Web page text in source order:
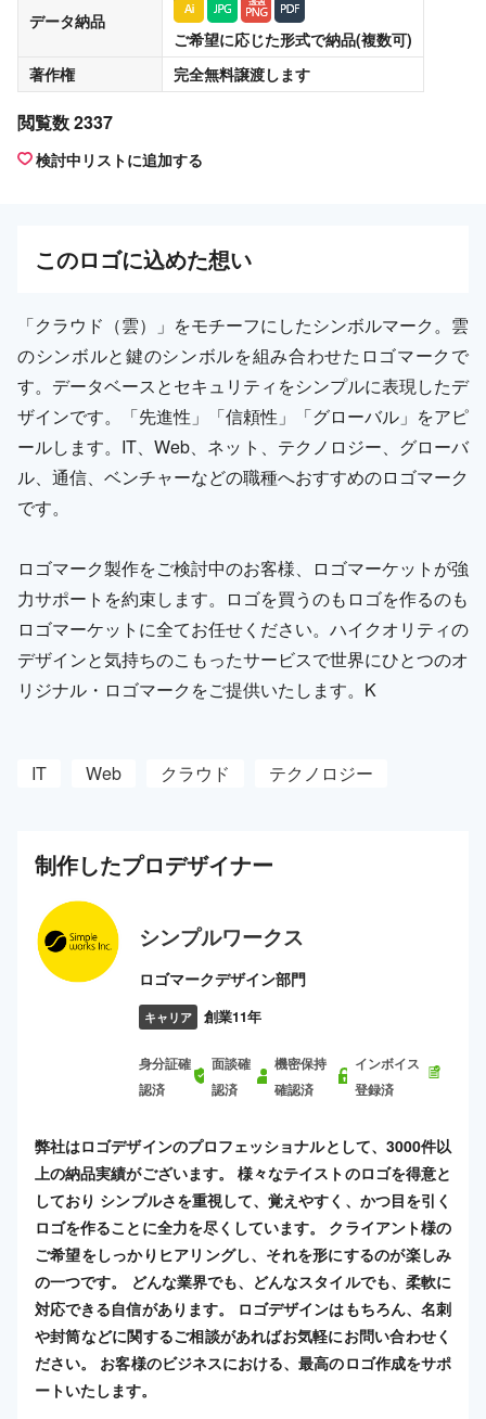
データ納品
ご希望に応じた形式で納品(複数可)
著作権
完全無料譲渡します
閲覧数 2337
検討中リストに追加する
このロゴに込めた想い
「クラウド（雲）」をモチーフにしたシンボルマーク。雲
のシンボルと鍵のシンボルを組み合わせたロゴマークで
す。データベースとセキュリティをシンプルに表現したデ
ザインです。「先進性」「信頼性」「グローバル」をアピ
ールします。IT、Web、ネット、テクノロジー、グローバ
ル、通信、ベンチャーなどの職種へおすすめのロゴマーク
です。
ロゴマーク製作をご検討中のお客様、ロゴマーケットが強
力サポートを約束します。ロゴを買うのもロゴを作るのも
ロゴマーケットに全てお任せください。ハイクオリティの
デザインと気持ちのこもったサービスで世界にひとつのオ
リジナル・ロゴマークをご提供いたします。K
IT Web クラウド テクノロジー
制作したプロデザイナー
シンプルワークス
ロゴマークデザイン部門
キャリア 創業11年
身分証確
認済
面談確
認済
機密保持
確認済
インボイス
登録済
弊社はロゴデザインのプロフェッショナルとして、3000件以
上の納品実績がございます。 様々なテイストのロゴを得意と
しており シンプルさを重視して、覚えやすく、かつ目を引く
ロゴを作ることに全力を尽くしています。 クライアント様の
ご希望をしっかりヒアリングし、それを形にするのが楽しみ
の一つです。 どんな業界でも、どんなスタイルでも、柔軟に
対応できる自信があります。 ロゴデザインはもちろん、名刺
や封筒などに関するご相談があればお気軽にお問い合わせく
ださい。 お客様のビジネスにおける、最高のロゴ作成をサポ
ートいたします。